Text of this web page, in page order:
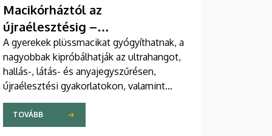
Macikórháztól az
újraélesztésig –
egészségprogramok a
Campuson
A gyerekek plüssmacikat gyógyíthatnak, a
nagyobbak kipróbálhatják az ultrahangot,
hallás-, látás- és anyajegyszűrésen,
újraélesztési gyakorlatokon, valamint
zeneterápiás és a mentális egészséget
támogató prevenciós foglalkozásokon is
részt vehetnek a július 22-én kezdődő
TOVÁBB